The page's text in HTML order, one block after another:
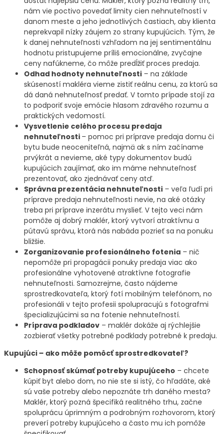
nám vie poctivo povedať limity cien nehnuteľností v
danom meste a jeho jednotlivých častiach, aby klienta
neprekvapil nízky záujem zo strany kupujúcich. Tým, že
k danej nehnuteľnosti vzhľadom na jej sentimentálnu
hodnotu pristupujeme príliš emocionálne, zvyčajne
ceny nafúkneme, čo môže predĺžiť proces predaja.
Odhad hodnoty nehnuteľnosti – na základe
skúseností makléra vieme zistiť reálnu cenu, za ktorú sa
dá daná nehnuteľnosť predať. V tomto prípade stojí za
to podporiť svoje emócie hlasom zdravého rozumu a
praktických vedomostí.
Vysvetlenie celého procesu predaja
nehnuteľnosti – pomoc pri príprave predaja domu či
bytu bude neoceniteľná, najmä ak s ním začíname
prvýkrát a nevieme, aké typy dokumentov budú
kupujúcich zaujímať, ako im máme nehnuteľnosť
prezentovať, ako zjednávať ceny atď.
Správna prezentácia nehnuteľnosti – veľa ľudí pri
príprave predaja nehnuteľnosti nevie, na aké otázky
treba pri príprave inzerátu myslieť. V tejto veci nám
pomôže aj dobrý maklér, ktorý vytvorí atraktívnu a
pútavú správu, ktorá nás nabáda pozrieť sa na ponuku
bližšie.
Zorganizovanie profesionálneho fotenia – nič
nepomôže pri propagácii ponuky predaja viac ako
profesionálne vyhotovené atraktívne fotografie
nehnuteľnosti. Samozrejme, často nájdeme
sprostredkovateľa, ktorý fotí mobilným telefónom, no
profesionáli v tejto profesii spolupracujú s fotografmi
špecializujúcimi sa na fotenie nehnuteľností.
Príprava podkladov – maklér dokáže aj rýchlejšie
zozbierať všetky potrebné podklady potrebné k predaju.
Kupujúci – ako môže pomôcť sprostredkovateľ?
Schopnosť skúmať potreby kupujúceho – chcete
kúpiť byt alebo dom, no nie ste si istý, čo hľadáte, aké
sú vaše potreby alebo nepoznáte trh daného mesta?
Maklér, ktorý pozná špecifiká realitného trhu, začne
spoluprácu úprimným a podrobným rozhovorom, ktorý
preverí potreby kupujúceho a často mu ich pomôže